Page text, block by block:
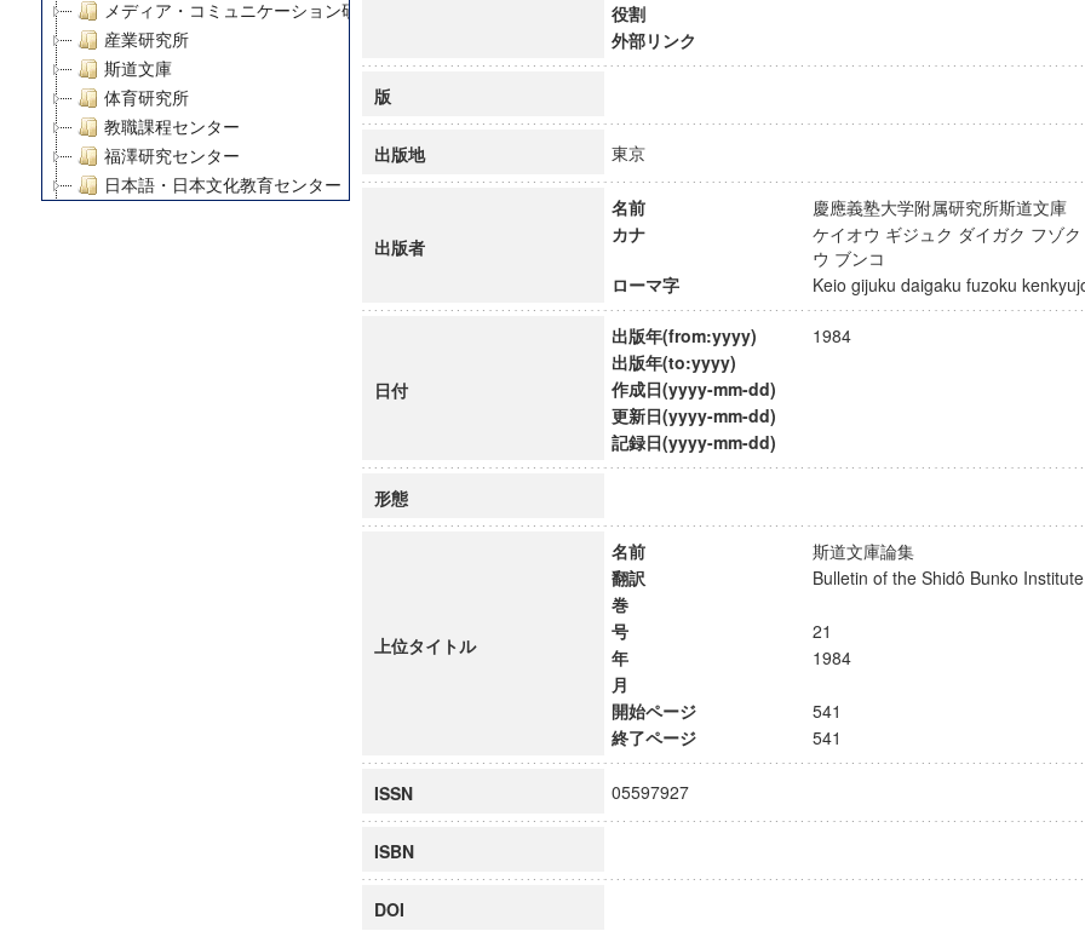
メディア・コミュニケーション研究所
産業研究所
斯道文庫
体育研究所
教職課程センター
福澤研究センター
日本語・日本文化教育センター
慶應義塾大学グローバルCOEプログラム市民社会ガバナンス教育研究センター
慶應義塾大学グローバルCOEプログラム論理と感性の先端的教育研究拠点
役割
外部リンク
版
出版地 東京
出版者
名前
慶應義塾大学附属研究所斯道文
カナ
ケイオウ ギジュク ダイガク フゾ
ウ ブンコ
ローマ字
Keio gijuku daigaku fuzoku
日付
出版年(from:yyyy)
1984
出版年(to:yyyy)
作成日(yyyy-mm-dd)
更新日(yyyy-mm-dd)
記録日(yyyy-mm-dd)
形態
上位タイトル
名前
斯道文庫論集
翻訳
Bulletin of the Shidô Bunko
巻
号
21
年
1984
月
開始ページ
541
終了ページ
541
ISSN 05597927
ISBN
DOI